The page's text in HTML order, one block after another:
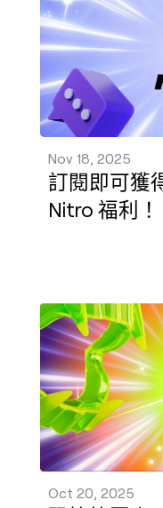
Nov 18, 2025
訂閱即可獲
Nitro 福利！
Oct 20, 2025
恐怖節回來了！